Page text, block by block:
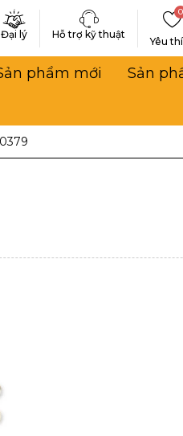
Đại lý Hỗ trợ kỹ thuật
Yêu
0
phẩm mới
Sản